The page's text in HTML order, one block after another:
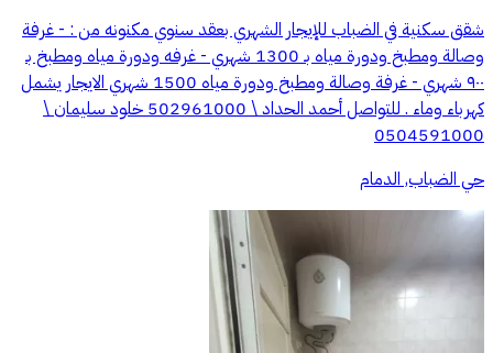
شقق سكنية في الضباب للإيجار الشهري بعقد سنوي مكنونه من : - غرفة
وصالة ومطبخ ودورة مياه بـ 1300 شهري - غرفه ودورة مياه ومطبخ بـ
٩٠٠ شهري - غرفة وصالة ومطبخ ودورة مياه 1500 شهري الايجار يشمل
كهرباء وماء . للتواصل أحمد الحداد \ 502961000⁩ خلود سليمان \
0504591000
حي الضباب, الدمام